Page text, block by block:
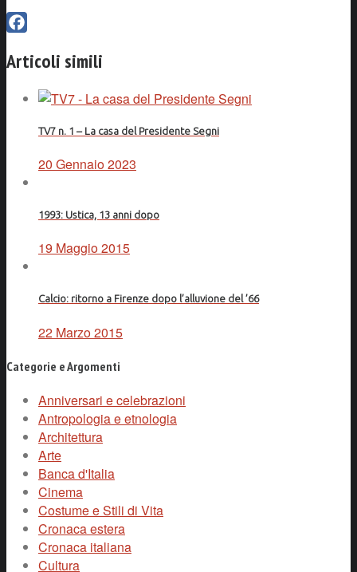
Articoli simili
TV7 n. 1 – La casa del Presidente Segni
20 Gennaio 2023
1993: Ustica, 13 anni dopo
19 Maggio 2015
Calcio: ritorno a Firenze dopo l’alluvione del ’66
22 Marzo 2015
Categorie e Argomenti
Anniversari e celebrazioni
Antropologia e etnologia
Architettura
Arte
Banca d'Italia
Cinema
Costume e Stili di Vita
Cronaca estera
Cronaca italiana
Cultura